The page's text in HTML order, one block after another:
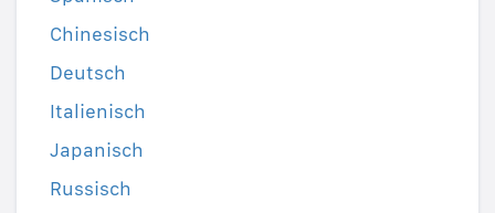
Chinesisch
Deutsch
Italienisch
Japanisch
Russisch